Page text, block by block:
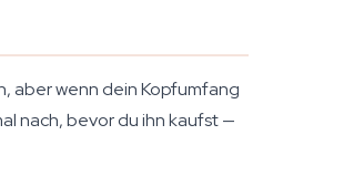
aber wenn dein Kopfumfang
nach, bevor du ihn kaufst —